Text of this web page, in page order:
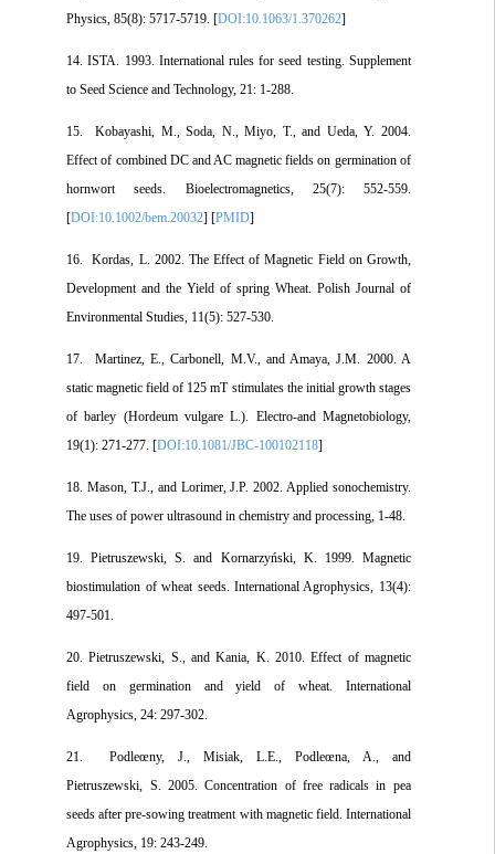
Physics, 85(8): 5717-5719. [DOI:10.1063/1.370262
14. ISTA. 1993. International rules for seed testing. Supplement
to Seed Science and Technology, 21: 1-288.
15. Kobayashi, M., Soda, N., Miyo, T., and Ueda, Y. 2004.
Effect of combined DC and AC magnetic fields on germination of
hornwort seeds. Bioelectromagnetics, 25(7): 552-559.
[DOI:10.1002/bem.20032] [PMID
16. Kordas, L. 2002. The Effect of Magnetic Field on Growth,
Development and the Yield of spring Wheat. Polish Journal of
Environmental Studies, 11(5): 527-530.
17. Martinez, E., Carbonell, M.V., and Amaya, J.M. 2000. A
static magnetic field of 125 mT stimulates the initial growth stages
of barley (Hordeum vulgare L.). Electro-and Magnetobiology,
19(1): 271-277. [DOI:10.1081/JBC-100102118
18. Mason, T.J., and Lorimer, J.P. 2002. Applied sonochemistry.
The uses of power ultrasound in chemistry and processing, 1-48.
19. Pietruszewski, S. and Kornarzyński, K. 1999. Magnetic
biostimulation of wheat seeds. International Agrophysics, 13(4):
497-501.
20. Pietruszewski, S., and Kania, K. 2010. Effect of magnetic
field on germination and yield of wheat. International
Agrophysics, 24: 297-302.
21. Podleœny, J., Misiak, L.E., Podleœna, A., and
Pietruszewski, S. 2005. Concentration of free radicals in pea
seeds after pre-sowing treatment with magnetic field. International
Agrophysics, 19: 243-249.